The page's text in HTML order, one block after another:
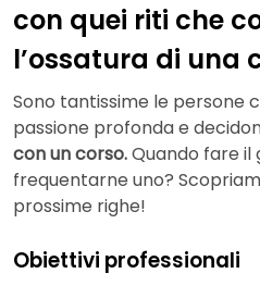
con quei riti che
l’ossatura di una
Sono tantissime le persone
passione profonda e
con un corso.Quando fare il
frequentarne uno?
prossime righe!
Obiettivi professionali